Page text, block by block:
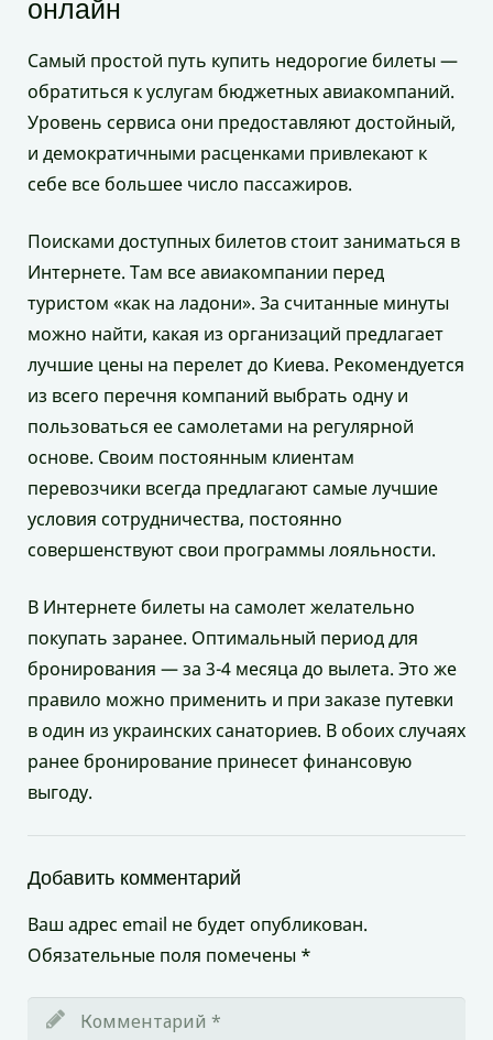
онлайн
Самый простой путь купить недорогие билеты —
обратиться к услугам бюджетных авиакомпаний.
Уровень сервиса они предоставляют достойный,
и демократичными расценками привлекают к
себе все большее число пассажиров.
Поисками доступных билетов стоит заниматься в
Интернете. Там все авиакомпании перед
туристом «как на ладони». За считанные минуты
можно найти, какая из организаций предлагает
лучшие цены на перелет до Киева. Рекомендуется
из всего перечня компаний выбрать одну и
пользоваться ее самолетами на регулярной
основе. Своим постоянным клиентам
перевозчики всегда предлагают самые лучшие
условия сотрудничества, постоянно
совершенствуют свои программы лояльности.
В Интернете билеты на самолет желательно
покупать заранее. Оптимальный период для
бронирования — за 3-4 месяца до вылета. Это же
правило можно применить и при заказе путевки
в один из украинских санаториев. В обоих случаях
ранее бронирование принесет финансовую
выгоду.
Добавить комментарий
Ваш адрес email не будет опубликован.
Обязательные поля помечены *